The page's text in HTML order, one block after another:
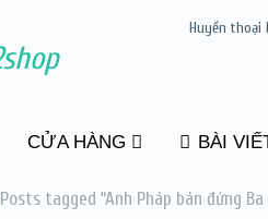
Huyền thoại
CỬA HÀNG BÀI
Posts tagged “Anh Pháp bán đứng Ba